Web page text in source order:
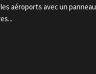
aéroports avec un panneau